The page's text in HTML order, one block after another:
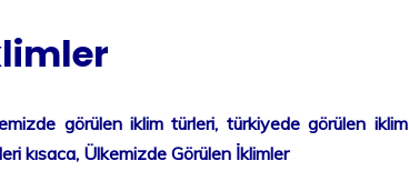
görülen iklim türleri, türkiyede görülen iklim
kısaca, Ülkemizde Görülen İklimler